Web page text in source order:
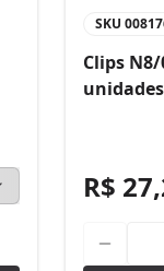
SKU
Clips
R$